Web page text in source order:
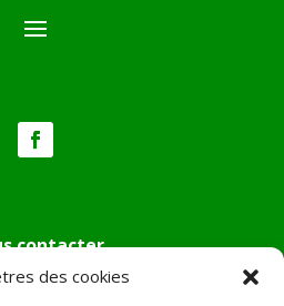
des cookies
contacter
04.95.36.24.02